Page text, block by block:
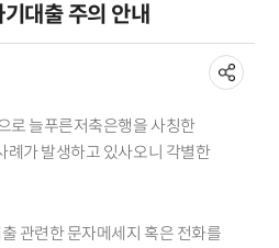
대출 주의 안내
로 늘푸른저축은행을 사칭한
례가 발생하고 있사오니 각별한
관련한 문자메세지 혹은 전화를